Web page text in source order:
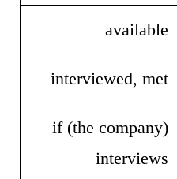
available
interviewed, met
if (the company)
interviews